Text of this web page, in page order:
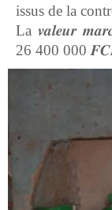
issus de la
La 𝒗𝒂𝒍𝒆𝒖𝒓
26 400 000